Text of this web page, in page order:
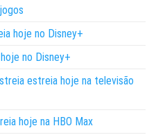
hoje no Disney+
no Disney+
estreia hoje na televisão
hoje na HBO Max